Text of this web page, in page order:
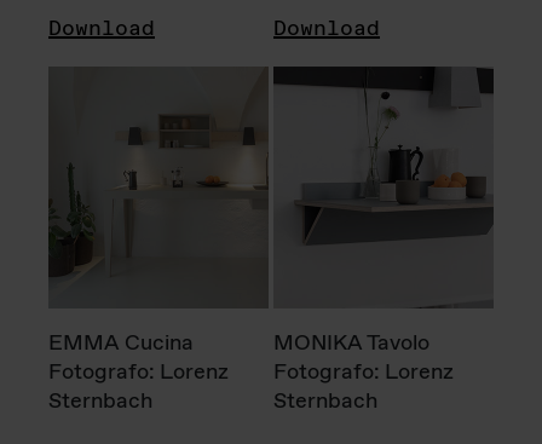
Download Download
EMMA Cucina
Fotografo: Lorenz
Sternbach
MONIKA Tavolo
Fotografo: Lorenz
Sternbach